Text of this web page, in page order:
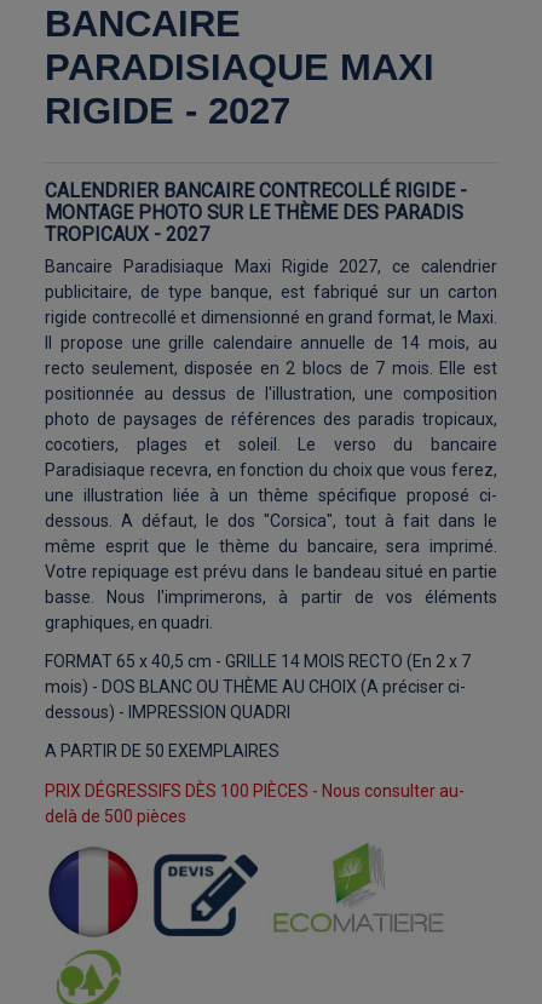
BANCAIRE
PARADISIAQUE MAXI
RIGIDE - 2027
CALENDRIER BANCAIRE CONTRECOLLÉ RIGIDE -
MONTAGE PHOTO SUR LE THÈME DES PARADIS
TROPICAUX - 2027
Bancaire Paradisiaque Maxi Rigide 2027, ce calendrier
publicitaire, de type banque, est fabriqué sur un carton
rigide contrecollé et dimensionné en grand format, le Maxi.
Il propose une grille calendaire annuelle de 14 mois, au
recto seulement, disposée en 2 blocs de 7 mois. Elle est
positionnée au dessus de l'illustration, une composition
photo de paysages de références des paradis tropicaux,
cocotiers, plages et soleil. Le verso du bancaire
Paradisiaque recevra, en fonction du choix que vous ferez,
une illustration liée à un thème spécifique proposé ci-
dessous. A défaut, le dos "Corsica", tout à fait dans le
même esprit que le thème du bancaire, sera imprimé.
Votre repiquage est prévu dans le bandeau situé en partie
basse. Nous l'imprimerons, à partir de vos éléments
graphiques, en quadri.
FORMAT 65 x 40,5 cm - GRILLE 14 MOIS RECTO (En 2 x 7
mois) - DOS BLANC OU THÈME AU CHOIX (A préciser ci-
dessous) - IMPRESSION QUADRI
A PARTIR DE 50 EXEMPLAIRES
PRIX DÉGRESSIFS DÈS 100 PIÈCES - Nous consulter au-
delà de 500 pièces